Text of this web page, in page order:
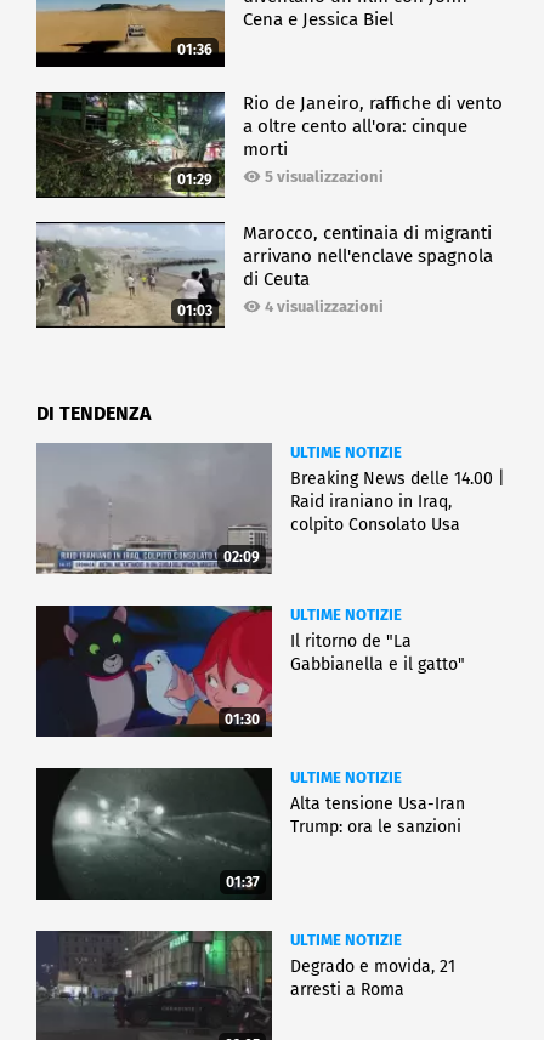
01:36
Cena e Jessica Biel
01:29
Rio de Janeiro, raffiche di vento
a oltre cento all'ora: cinque
morti
5 visualizzazioni
01:03
Marocco, centinaia di migranti
arrivano nell'enclave spagnola
di Ceuta
4 visualizzazioni
DI TENDENZA
02:09
ULTIME NOTIZIE
Breaking News delle 14.00 |
Raid iraniano in Iraq,
colpito Consolato Usa
01:30
ULTIME NOTIZIE
Il ritorno de "La
Gabbianella e il gatto"
01:37
ULTIME NOTIZIE
Alta tensione Usa-Iran
Trump: ora le sanzioni
ULTIME NOTIZIE
Degrado e movida, 21
arresti a Roma